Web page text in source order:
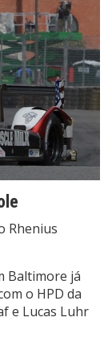
Rhenius
Baltimore já
o HPD da
e Lucas Luhr